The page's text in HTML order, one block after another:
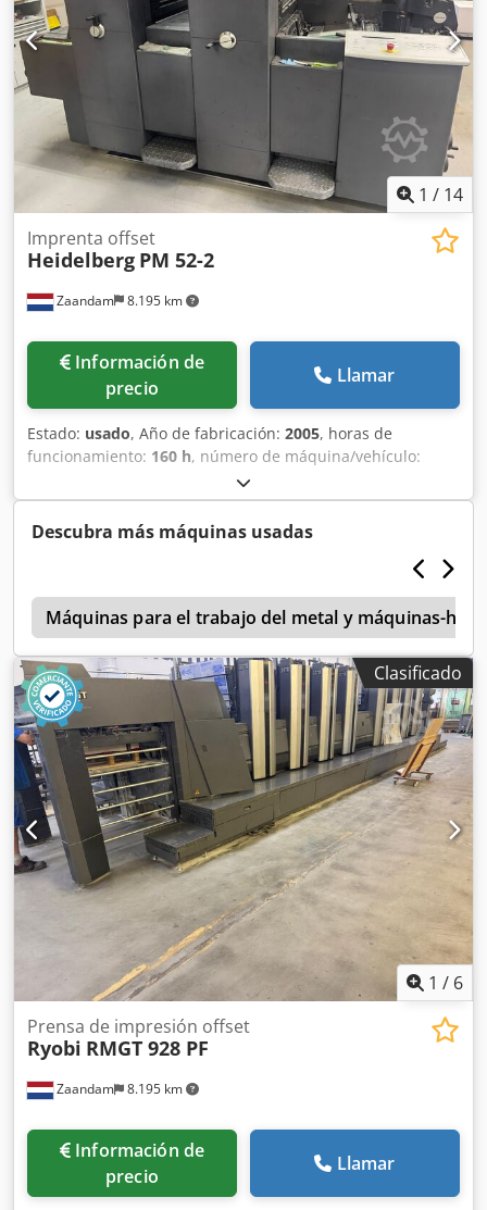
1 / 14
Zaandam 8.195 km
Imprenta offset
Heidelberg PM 52-2
Información de
precio
Llamar
Estado: usado, Año de fabricación: 2005, horas de
funcionamiento: 160 h, número de máquina/vehículo:
, Tamaño: 36 x 52 cm, CPtronic, Easyplate,
sistema de humectación Alcolor, limpieza de la zona no
imprimible, limpieza del cilindro de impresión, hojas de
tinta segmentadas, sistema de refrigeración y
Descubra más máquinas usadas
Máquinas para el trabajo del metal y máquinas-
Clasificado
1 / 6
Zaandam 8.195 km
Prensa de impresión offset
Ryobi RMGT 928 PF
Información de
precio
Llamar